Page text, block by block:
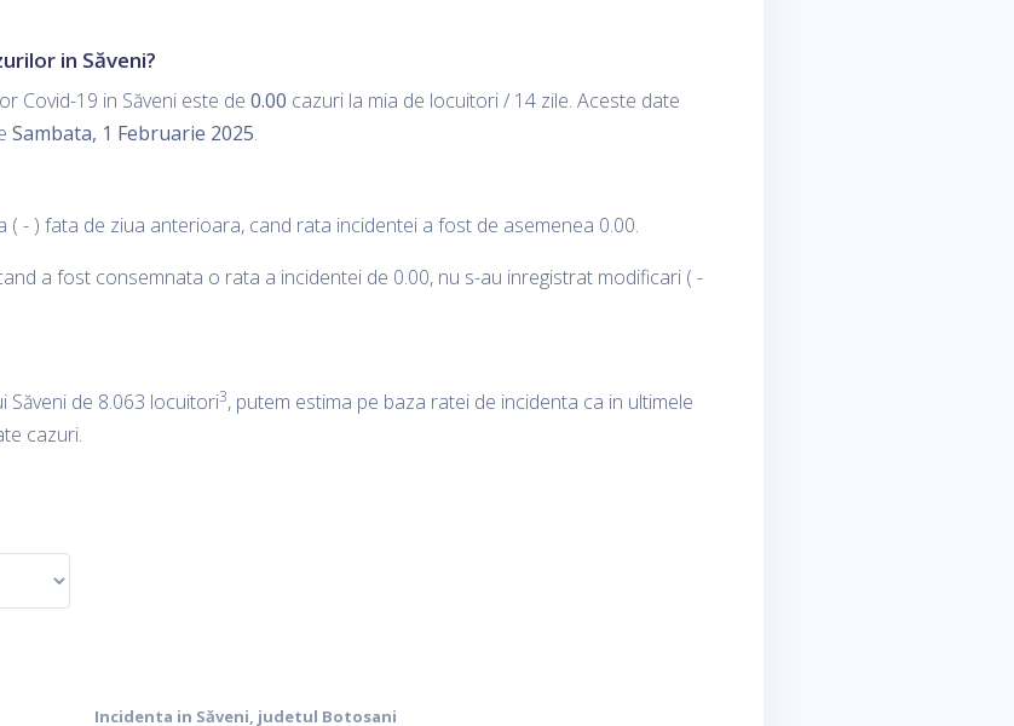
in Săveni?
Covid-19 in Săveni este de 0.00 cazuri la mia de locuitori / 14 zile. Aceste date
Sambata, 1 Februarie 2025.
- ) fata de ziua anterioara, cand rata incidentei a fost de asemenea 0.00.
a fost consemnata o rata a incidentei de 0.00, nu s-au inregistrat modificari ( -
Săveni de 8.063 locuitori3, putem estima pe baza ratei de incidenta ca in ultimele
cazuri.